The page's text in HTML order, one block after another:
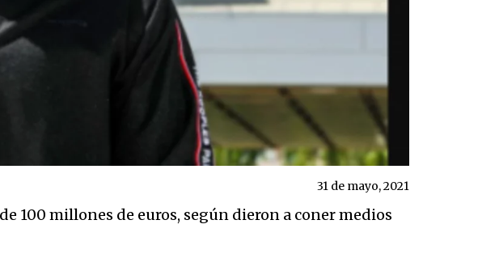
31 de mayo, 2021
100 millones de euros, según dieron a coner medios